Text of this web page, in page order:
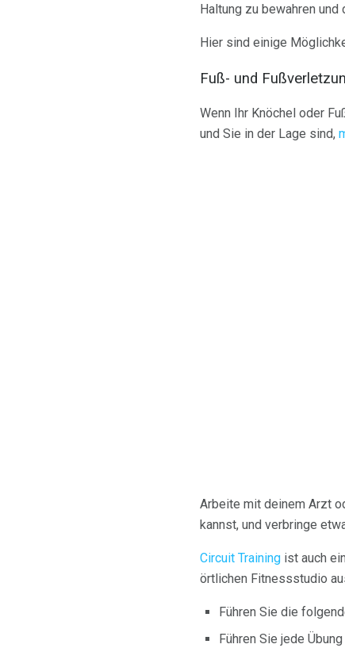
Haltung zu bewahren
Hier sind einige
Fuß- und
Wenn Ihr Knöchel oder
und Sie in der Lage sind,
Arbeite mit deinem Arzt
kannst, und verbringe
Circuit Training ist auch
örtlichen Fitnessstudio
Führen Sie die
Führen Sie jede